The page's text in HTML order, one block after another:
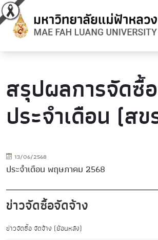
สรุปผลการจัดซื้
ประจำเดือน (สข
13/06/2568
ประจำเดือน พฤษภาคม 2568
ข่าวจัดซื้อจัดจ้าง
ข่าวจัดซื้อ จัดจ้าง (ย้อนหลัง)